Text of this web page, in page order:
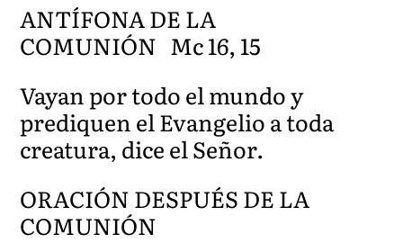
ANTÍFONA DE LA
COMUNIÓN Mc 16, 15
Vayan por todo el mundo y
prediquen el Evangelio a toda
creatura, dice el Señor.
ORACIÓN DESPUÉS DE LA
COMUNIÓN